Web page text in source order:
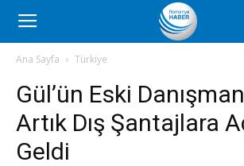
Romanya
Haber
Ana Sayfa Türkiye
Gül’ün Eski
Artık Dış Şantajlara
Geldi